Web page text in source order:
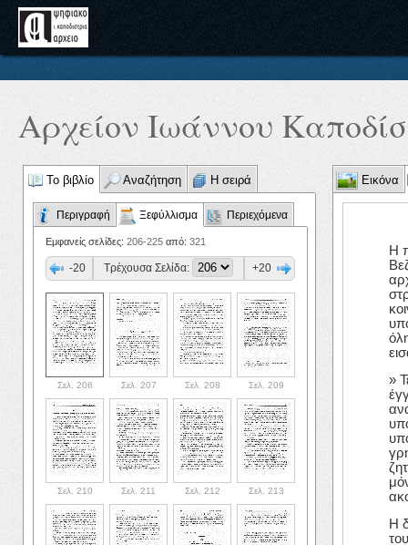
Αρχείον Ιωάννου
Το βιβλίο Αναζήτηση Η σειρά
Περιγραφή Ξεφύλλισμα Περιεχόμενα
Εμφανείς σελίδες: 206-225 από: 321
-20 Τρέχουσα Σελίδα: +20
Σελ. 206 Σελ. 207 Σελ. 208 Σελ. 209
Σελ. 210 Σελ. 211 Σελ. 212 Σελ. 213
Εικόνα
Η
»
Η